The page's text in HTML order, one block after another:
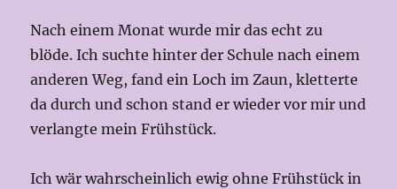
Nach einem Monat wurde mir das echt zu
blöde. Ich suchte hinter der Schule nach einem
anderen Weg, fand ein Loch im Zaun, kletterte
da durch und schon stand er wieder vor mir und
verlangte mein Frühstück.
Ich wär wahrscheinlich ewig ohne Frühstück in